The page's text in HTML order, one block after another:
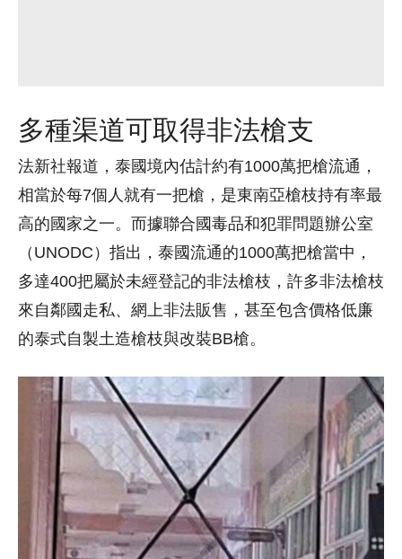
多種渠道可取得非法槍支
法新社報道，泰國境內估計約有1000萬把槍流通，
相當於每7個人就有一把槍，是東南亞槍枝持有率最
高的國家之一。而據聯合國毒品和犯罪問題辦公室
（UNODC）指出，泰國流通的1000萬把槍當中，
多達400把屬於未經登記的非法槍枝，許多非法槍枝
來自鄰國走私、網上非法販售，甚至包含價格低廉
的泰式自製土造槍枝與改裝BB槍。